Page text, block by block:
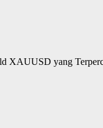
XAUUSD yang